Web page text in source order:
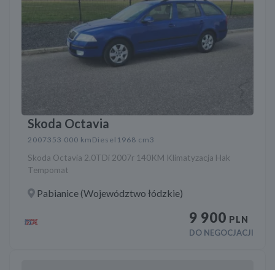
Skoda Octavia
2007353 000 km Diesel 1968 cm3
Skoda Octavia 2.0TDi 2007r 140KM Klimatyzacja Hak
Tempomat
Pabianice (Województwo łódzkie)
9 900 PLN
DO NEGOCJACJI